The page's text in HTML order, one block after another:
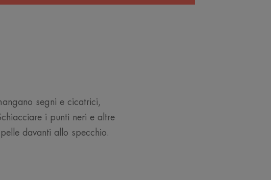
segni e cicatrici,
i punti neri e altre
davanti allo specchio.